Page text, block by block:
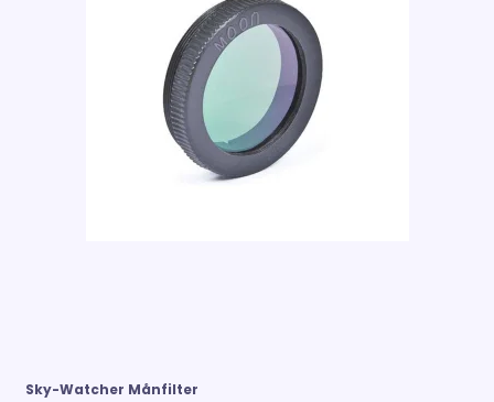
Sky-Watcher Månfilter